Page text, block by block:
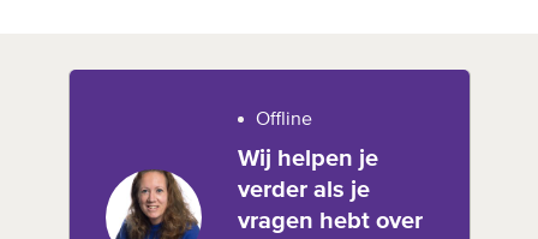
Offline
Wij helpen je
verder als je
vragen hebt over